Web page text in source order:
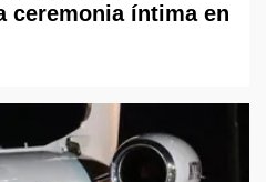
ceremonia íntima en